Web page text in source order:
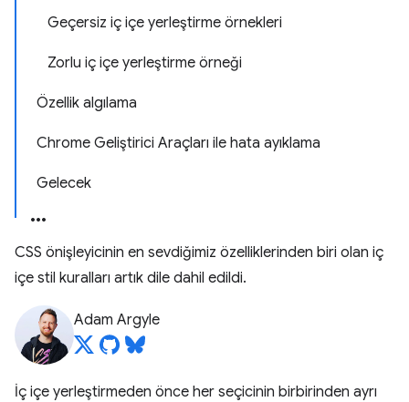
Geçersiz iç içe yerleştirme örnekleri
Zorlu iç içe yerleştirme örneği
Özellik algılama
Chrome Geliştirici Araçları ile hata ayıklama
Gelecek
CSS önişleyicinin en sevdiğimiz özelliklerinden biri olan iç
içe stil kuralları artık dile dahil edildi.
Adam Argyle
İç içe yerleştirmeden önce her seçicinin birbirinden ayrı